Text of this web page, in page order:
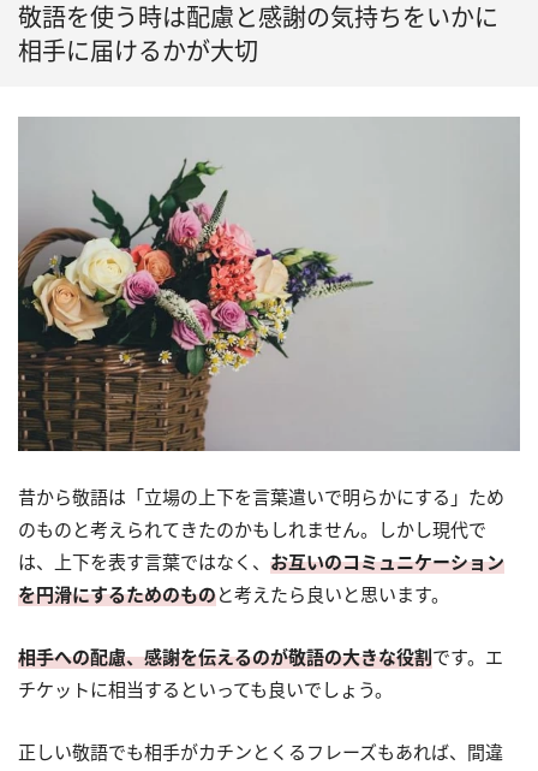
敬語を使う時は配慮と感謝の気持ちをいかに
相手に届けるかが大切
昔から敬語は「立場の上下を言葉遣いで明らかにする」ため
のものと考えられてきたのかもしれません。しかし現代で
は、上下を表す言葉ではなく、 お互いのコミュニケーション
を円滑にするためのものと考えたら良いと思います。
相手への配慮、感謝を伝えるのが敬語の大きな役割です。エ
チケットに相当するといっても良いでしょう。
正しい敬語でも相手がカチンとくるフレーズもあれば、間違